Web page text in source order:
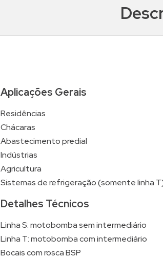
Aplicações Gerais
Residências
Chácaras
Abastecimento predial
Indústrias
Agricultura
Sistemas de refrigeração (somente linha
Detalhes Técnicos
Linha S: motobomba sem intermediário
Linha T: motobomba com intermediário
Bocais com rosca BSP